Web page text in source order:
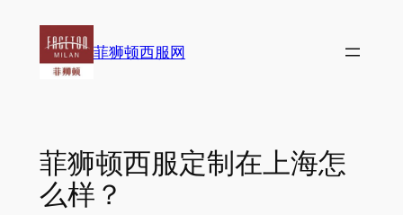
菲狮顿西服网
菲狮顿西服定制在上海怎
么样？